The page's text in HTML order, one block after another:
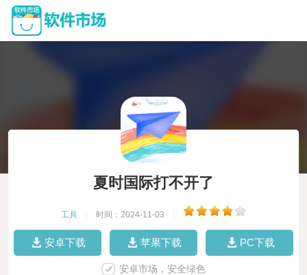
夏时国际打不开了
工具 时间：2024-11-03
安卓下载 苹果下载 PC下载
安卓市场，安全绿色